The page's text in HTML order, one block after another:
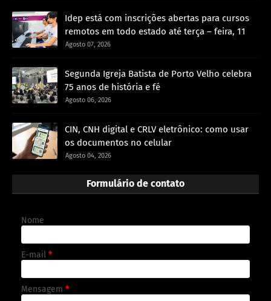
Idep está com inscrições abertas para cursos
remotos em todo estado até terça – feira, 11
Agosto 07, 2026
Segunda Igreja Batista de Porto Velho celebra
75 anos de história e fé
Agosto 06, 2026
CIN, CNH digital e CRLV eletrônico: como usar
os documentos no celular
Agosto 04, 2026
Formulário de contato
Nome
E-mail *
Mensagem *